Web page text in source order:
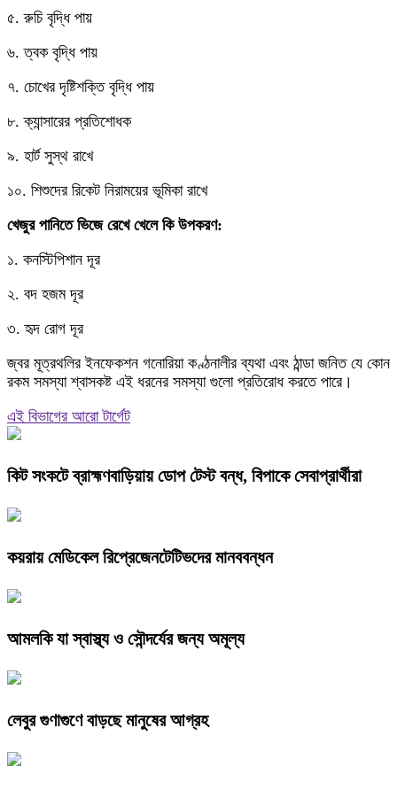
৫. রুচি বৃদ্ধি পায়
৬. ত্বক বৃদ্ধি পায়
৭. চোখের দৃষ্টিশক্তি বৃদ্ধি পায়
৮. ক্যান্সারের প্রতিশোধক
৯. হার্ট সুস্থ রাখে
১০. শিশুদের রিকেট নিরাময়ের ভূমিকা রাখে
খেজুর পানিতে ভিজে রেখে খেলে কি উপকরণ:
১. কনস্টিপিশান দূর
২. বদ হজম দূর
৩. হৃদ রোগ দূর
জ্বর মূত্রথলির ইনফেকশন গনোরিয়া কণ্ঠনালীর ব্যথা এবং ঠান্ডা জনিত যে কোন
রকম সমস্যা শ্বাসকষ্ট এই ধরনের সমস্যা গুলো প্রতিরোধ করতে পারে।
এই বিভাগের আরো টার্গেট
কিট সংকটে ব্রাহ্মণবাড়িয়ায় ডোপ টেস্ট বন্ধ, বিপাকে সেবাপ্রার্থীরা
কয়রায় মেডিকেল রিপ্রেজেনটেটিভদের মানববন্ধন
আমলকি যা স্বাস্থ্য ও সৌন্দর্যের জন্য অমূল্য
লেবুর গুণাগুণে বাড়ছে মানুষের আগ্রহ